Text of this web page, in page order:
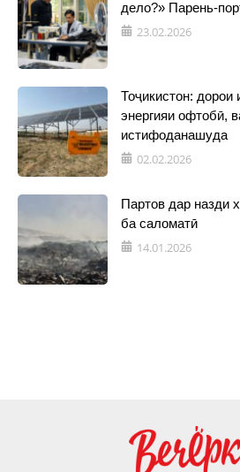
дело?» Парень-
23.02.2026
Тоҷикистон: дорои
энергияи офтобӣ,
истифоданашуда
02.02.2026
Партов дар назди
ба саломатӣ
14.01.2026